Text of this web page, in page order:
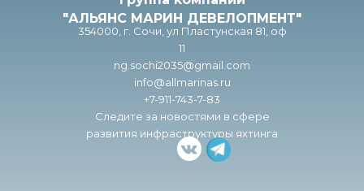
"АЛЬЯНС МАРИН ДЕВЕЛОПМЕНТ"
354000, г. Сочи, ул Пластунская 81, оф
11
ng.sochi2035@gmail.com
info@allmarinas.ru
+7-911-743-7-83
Следите за новостями в сфере
развития инфраструктуры яхтинга